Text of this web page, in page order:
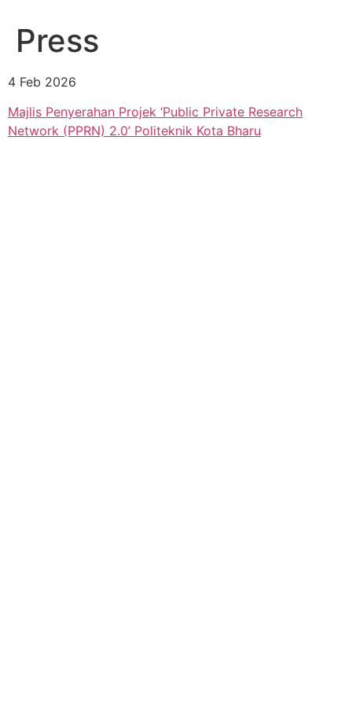
Press
4 Feb 2026
Majlis Penyerahan Projek ‘Public Private Research
Network (PPRN) 2.0’ Politeknik Kota Bharu